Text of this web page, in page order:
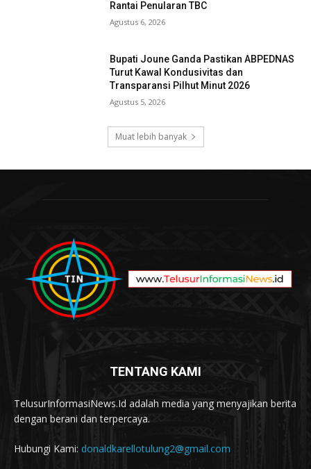
Rantai Penularan TBC
Agustus 6, 2026
Bupati Joune Ganda Pastikan ABPEDNAS
Turut Kawal Kondusivitas dan
Transparansi Pilhut Minut 2026
Agustus 5, 2026
Muat lebih banyak
TENTANG KAMI
TelusurInformasiNews.Id adalah media yang menyajikan berita
dengan berani dan terpercaya.
Hubungi Kami: donaldkarellotulung2@gmail.com